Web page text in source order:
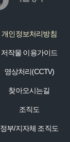
개인정보처리방침
저작물 이용가이드
영상처리(CCTV)
찾아오시는길
조직도
정부/지자체 조직도